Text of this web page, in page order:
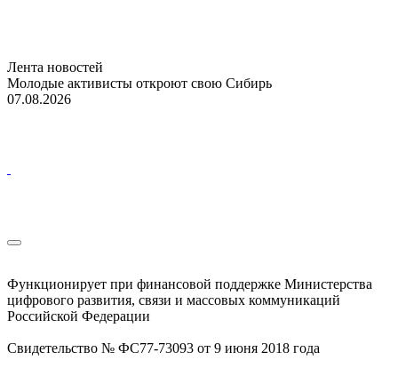
Лента новостей
Молодые активисты откроют свою Сибирь
07.08.2026
Функционирует при финансовой поддержке Министерства
цифрового развития, связи и массовых коммуникаций
Российской Федерации
Свидетельство № ФС77-73093 от 9 июня 2018 года